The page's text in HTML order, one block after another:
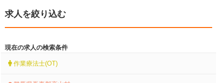
求人を絞り込む
現在の求人の検索条件
作業療法士(OT)